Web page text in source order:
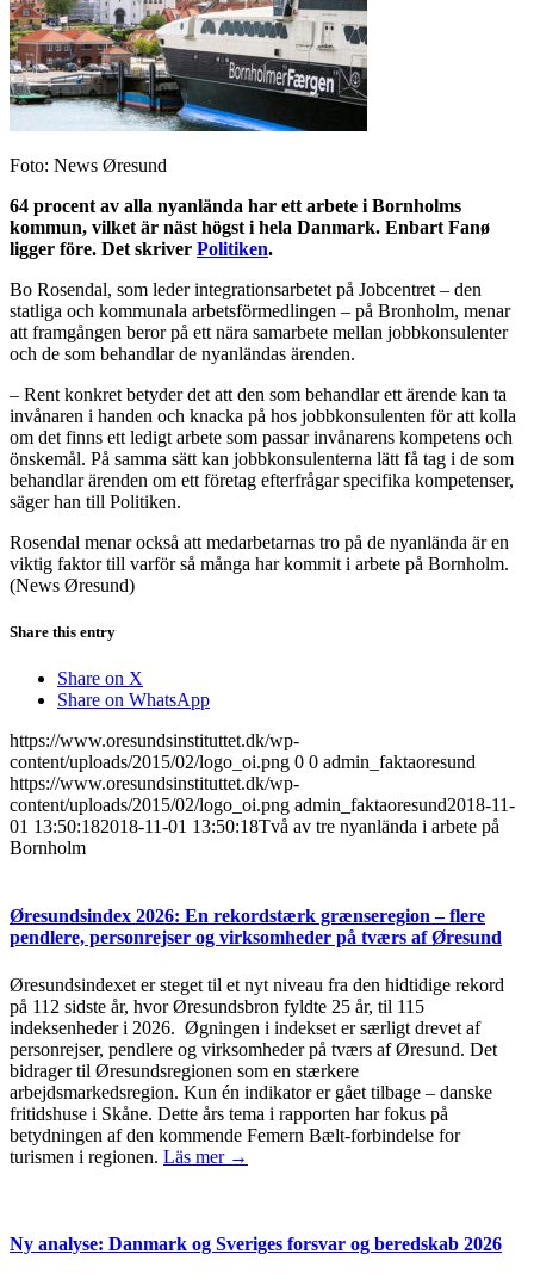
Foto: News Øresund
64 procent av alla nyanlända har ett arbete i Bornholms
kommun, vilket är näst högst i hela Danmark. Enbart Fanø
ligger före. Det skriver Politiken.
Bo Rosendal, som leder integrationsarbetet på Jobcentret – den
statliga och kommunala arbetsförmedlingen – på Bronholm, menar
att framgången beror på ett nära samarbete mellan jobbkonsulenter
och de som behandlar de nyanländas ärenden.
– Rent konkret betyder det att den som behandlar ett ärende kan ta
invånaren i handen och knacka på hos jobbkonsulenten för att kolla
om det finns ett ledigt arbete som passar invånarens kompetens och
önskemål. På samma sätt kan jobbkonsulenterna lätt få tag i de som
behandlar ärenden om ett företag efterfrågar specifika kompetenser,
säger han till Politiken.
Rosendal menar också att medarbetarnas tro på de nyanlända är en
viktig faktor till varför så många har kommit i arbete på Bornholm.
(News Øresund)
Share this entry
Share on X
Share on WhatsApp
https://www.oresundsinstituttet.dk/wp-
content/uploads/2015/02/logo_oi.png 0 0 admin_faktaoresund
https://www.oresundsinstituttet.dk/wp-
content/uploads/2015/02/logo_oi.png admin_faktaoresund2018-11-
01 13:50:182018-11-01 13:50:18Två av tre nyanlända i arbete på
Bornholm
Øresundsindex 2026: En rekordstærk grænseregion – flere
pendlere, personrejser og virksomheder på tværs af Øresund
Øresundsindexet er steget til et nyt niveau fra den hidtidige rekord
på 112 sidste år, hvor Øresundsbron fyldte 25 år, til 115
indeksenheder i 2026. Øgningen i indekset er særligt drevet af
personrejser, pendlere og virksomheder på tværs af Øresund. Det
bidrager til Øresundsregionen som en stærkere
arbejdsmarkedsregion. Kun én indikator er gået tilbage – danske
fritidshuse i Skåne. Dette års tema i rapporten har fokus på
betydningen af den kommende Femern Bælt-forbindelse for
turismen i regionen. Läs mer →
Ny analyse: Danmark og Sveriges forsvar og beredskab 2026